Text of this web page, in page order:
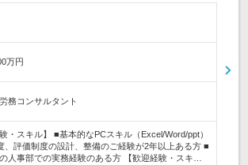
万円
労務コンサルタント
験・スキル】 ■基本的なPCスキル（Excel/Word/ppt）
、評価制度の設計、整備のご経験が2年以上ある方 ■
人事部での実務経験のある方 【歓迎経験・スキ…